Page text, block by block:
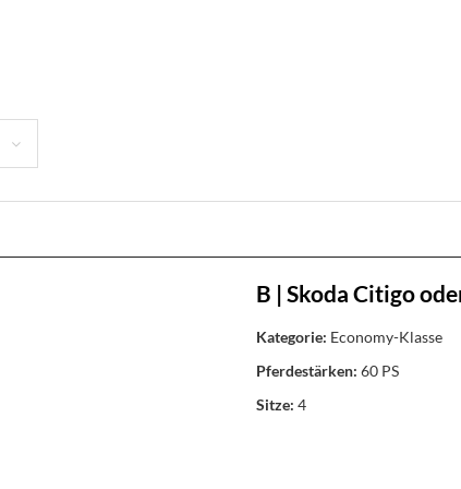
B | Skoda Citigo
Kategorie: Economy-Klasse
Pferdestärken: 60 PS
Sitze: 4